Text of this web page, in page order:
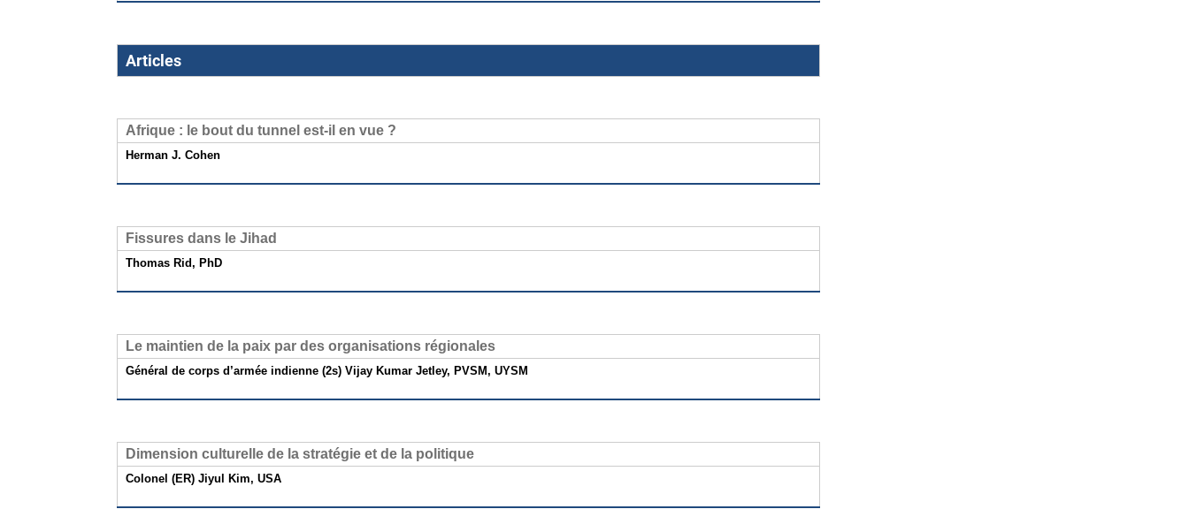
Articles
Afrique : le bout du tunnel est-il en vue ?
Herman J. Cohen
Fissures dans le Jihad
Thomas Rid, PhD
Le maintien de la paix par des organisations régionales
Général de corps d’armée indienne (2s) Vijay Kumar Jetley, PVSM, UYSM
Dimension culturelle de la stratégie et de la politique
Colonel (ER) Jiyul Kim, USA